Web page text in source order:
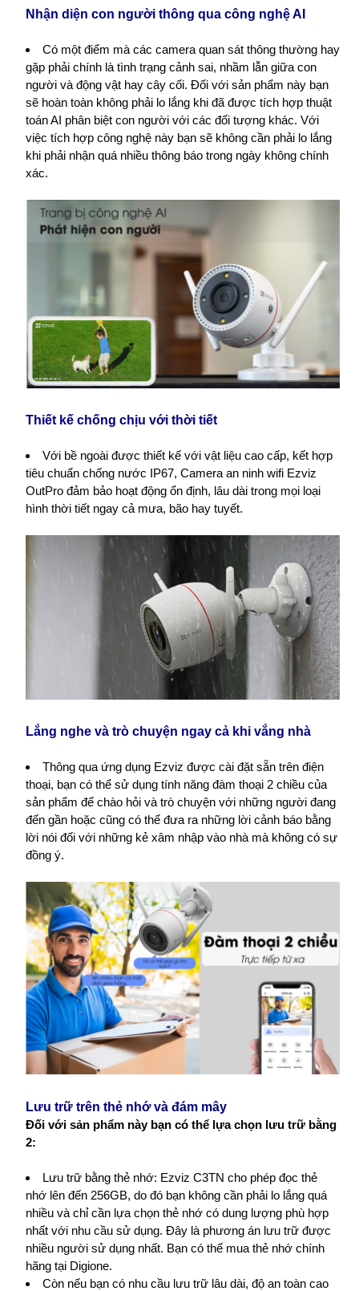
Nhận diện con người thông qua công nghệ AI
Có một điểm mà các camera quan sát thông thường hay
gặp phải chính là tình trạng cảnh sai, nhầm lẫn giữa con
người và động vật hay cây cối. Đối với sản phẩm này bạn
sẽ hoàn toàn không phải lo lắng khi đã được tích hợp thuật
toán AI phân biệt con người với các đối tượng khác. Với
việc tích hợp công nghệ này bạn sẽ không cần phải lo lắng
khi phải nhận quá nhiều thông báo trong ngày không chính
xác.
Thiết kế chống chịu với thời tiết
Với bề ngoài được thiết kế với vật liệu cao cấp, kết hợp
tiêu chuẩn chống nước IP67, Camera an ninh wifi Ezviz
OutPro đảm bảo hoạt động ổn định, lâu dài trong mọi loại
hình thời tiết ngay cả mưa, bão hay tuyết.
Lắng nghe và trò chuyện ngay cả khi vắng nhà
Thông qua ứng dụng Ezviz được cài đặt sẵn trên điện
thoại, bạn có thể sử dụng tính năng đàm thoại 2 chiều của
sản phẩm để chào hỏi và trò chuyện với những người đang
đến gần hoặc cũng có thể đưa ra những lời cảnh báo bằng
lời nói đối với những kẻ xâm nhập vào nhà mà không có sự
đồng ý.
Lưu trữ trên thẻ nhớ và đám mây
Đối với sản phẩm này bạn có thể lựa chọn lưu trữ bằng
2:
Lưu trữ bằng thẻ nhớ: Ezviz C3TN cho phép đọc thẻ
nhớ lên đến 256GB, do đó bạn không cần phải lo lắng quá
nhiều và chỉ cần lựa chọn thẻ nhớ có dung lượng phù hợp
nhất với nhu cầu sử dụng. Đây là phương án lưu trữ được
nhiều người sử dụng nhất. Bạn có thể mua thẻ nhớ chính
hãng tại Digione.
Còn nếu bạn có nhu cầu lưu trữ lâu dài, độ an toàn cao